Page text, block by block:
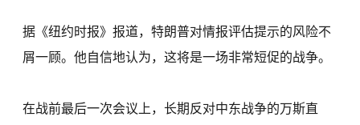
据《纽约时报》报道，特朗普对情报评估提示的风险不
屑一顾。他自信地认为，这将是一场非常短促的战争。
在战前最后一次会议上，长期反对中东战争的万斯直